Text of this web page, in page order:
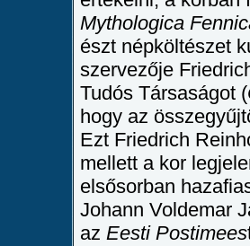
Mythologica
észt népköltészet
szervezője
Tudós Társaságot (
hogy az
Ezt Friedrich
mellett a kor
elsősorban
Johann Voldemar
az Eesti Postimees